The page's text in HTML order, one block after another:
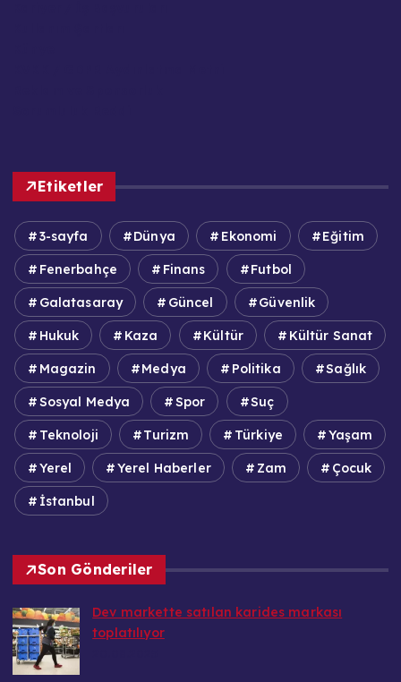
Etiketler
3-sayfa Dünya Ekonomi Eğitim
Fenerbahçe Finans Futbol
Galatasaray Güncel Güvenlik
Hukuk Kaza Kültür Kültür Sanat
Magazin Medya Politika Sağlık
Sosyal Medya Spor Suç
Teknoloji Turizm Türkiye Yaşam
Yerel Yerel Haberler Zam Çocuk
İstanbul
Son Gönderiler
Dev markette satılan karides markası
toplatılıyor